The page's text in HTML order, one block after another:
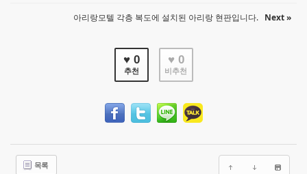
아리랑모텔 각층 복도에 설치된 아리랑 현판입니다. Next »
♥ 0
추천
♥ 0
비추천
목록